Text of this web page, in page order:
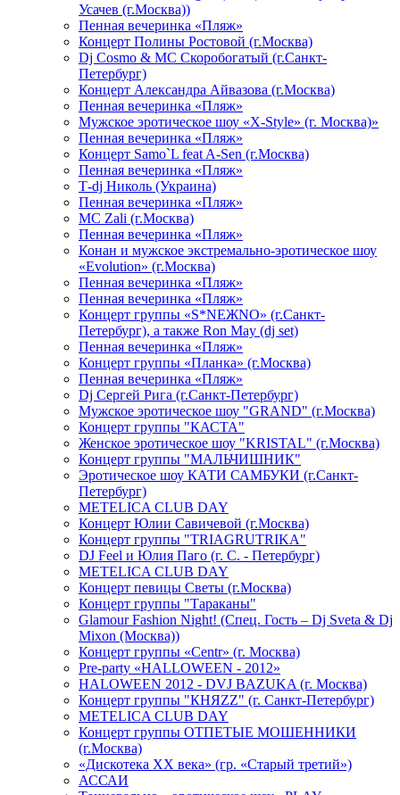
Усачев (г.Москва))
Пенная вечеринка «Пляж»
Концерт Полины Ростовой (г.Москва)
Dj Cosmo & МС Скоробогатый (г.Санкт-
Петербург)
Концерт Александра Айвазова (г.Москва)
Пенная вечеринка «Пляж»
Мужское эротическое шоу «X-Style» (г. Москва)»
Пенная вечеринка «Пляж»
Концерт Samo`L feat A-Sen (г.Москва)
Пенная вечеринка «Пляж»
Т-dj Николь (Украина)
Пенная вечеринка «Пляж»
МС Zali (г.Москва)
Пенная вечеринка «Пляж»
Конан и мужское экстремально-эротическое шоу
«Evolution» (г.Москва)
Пенная вечеринка «Пляж»
Пенная вечеринка «Пляж»
Концерт группы «S*NEЖNO» (г.Санкт-
Петербург), а также Ron May (dj set)
Пенная вечеринка «Пляж»
Концерт группы «Планка» (г.Москва)
Пенная вечеринка «Пляж»
Dj Сергей Рига (г.Санкт-Петербург)
Мужское эротическое шоу "GRAND" (г.Москва)
Концерт группы "КАСТА"
Женское эротическое шоу "KRISTAL" (г.Москва)
Концерт группы "МАЛЬЧИШНИК"
Эротическое шоу КАТИ САМБУКИ (г.Санкт-
Петербург)
METELICA CLUB DAY
Концерт Юлии Савичевой (г.Москва)
Концерт группы "TRIAGRUTRIKA"
DJ Feel и Юлия Паго (г. С. - Петербург)
METELICA CLUB DAY
Концерт певицы Светы (г.Москва)
Концерт группы "Тараканы"
Glamour Fashion Night! (Спец. Гость – Dj Sveta & Dj
Mixon (Москва))
Концерт группы «Centr» (г. Москва)
Pre-party «HALLOWEEN - 2012»
HALOWEEN 2012 - DVJ BAZUKA (г. Москва)
Концерт группы "КНЯZZ" (г. Санкт-Петербург)
METELICA CLUB DAY
Концерт группы ОТПЕТЫЕ МОШЕННИКИ
(г.Москва)
«Дискотека ХХ века» (гр. «Старый третий»)
АССАИ